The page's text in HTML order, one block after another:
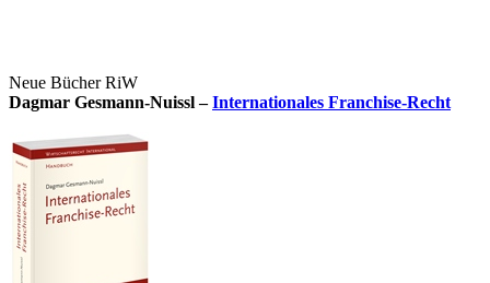
Neue Bücher RiW
Dagmar Gesmann-Nuissl –Internationales Franchise-Recht